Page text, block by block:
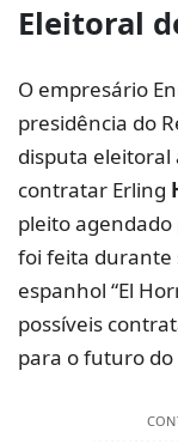
Eleitoral
O empresário
presidência do
disputa eleitoral
contratar Erling
pleito agendado
foi feita durante
espanhol “El
possíveis
para o futuro do